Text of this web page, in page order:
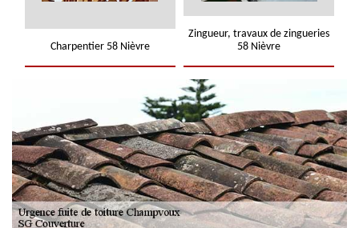
Charpentier 58 Nièvre
Zingueur, travaux de zingueries
58 Nièvre